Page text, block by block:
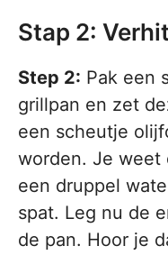
Stap 2:
Step 2: Pak een
grillpan en zet
een scheutje
worden. Je weet
een druppel
spat. Leg nu de
de pan. Hoor je